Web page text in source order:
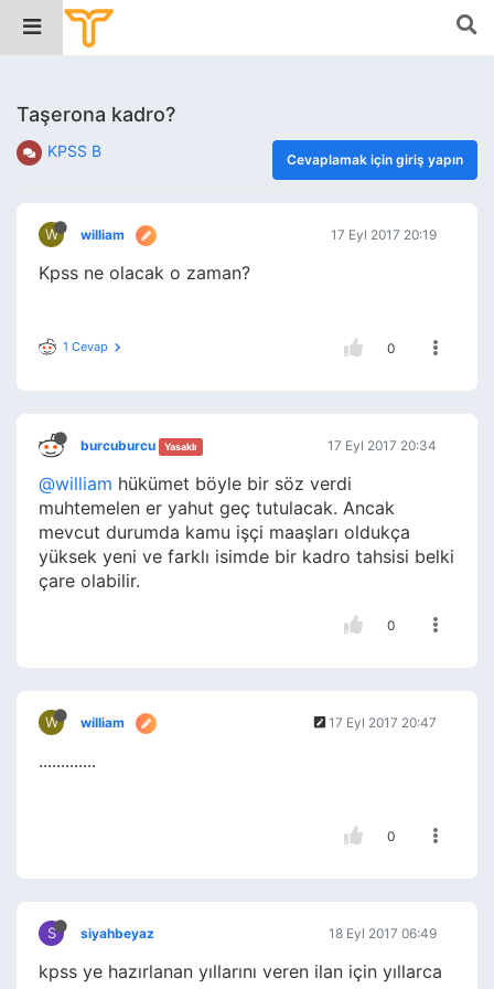
Taşerona kadro?
KPSS B Cevaplamak için giriş yapın
W william 17 Eyl 2017 20:19
Kpss ne olacak o zaman?
1 Cevap 0
burcuburcu Yasaklı 17 Eyl 2017 20:34
@william hükümet böyle bir söz verdi
muhtemelen er yahut geç tutulacak. Ancak
mevcut durumda kamu işçi maaşları oldukça
yüksek yeni ve farklı isimde bir kadro tahsisi belki
çare olabilir.
0
W william 17 Eyl 2017 20:47
.............
0
S siyahbeyaz 18 Eyl 2017 06:49
kpss ye hazırlanan yıllarını veren ilan için yıllarca